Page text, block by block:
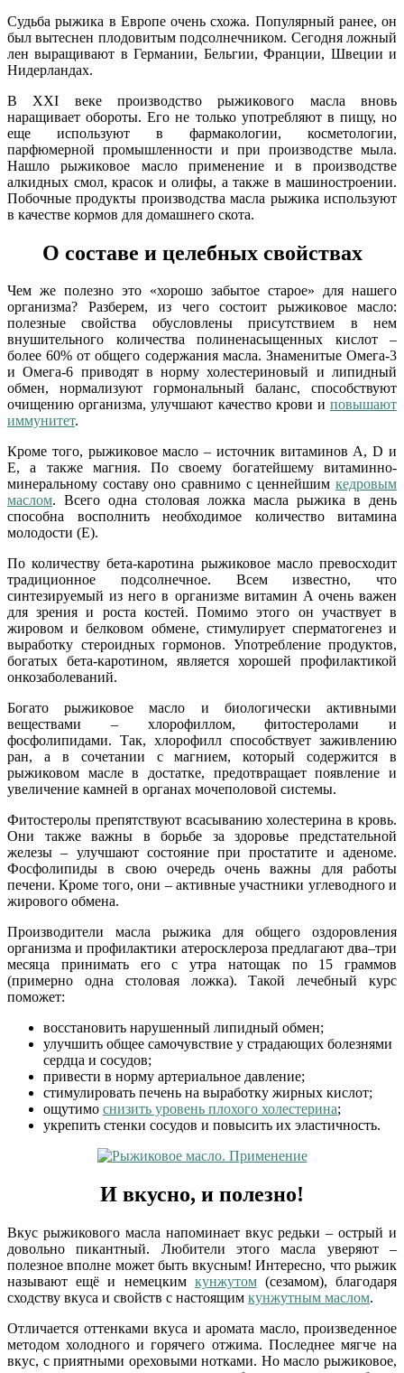
Судьба рыжика в Европе очень схожа. Популярный ранее, он
был вытеснен плодовитым подсолнечником. Сегодня ложный
лен выращивают в Германии, Бельгии, Франции, Швеции и
Нидерландах.
В XXI веке производство рыжикового масла вновь
наращивает обороты. Его не только употребляют в пищу, но
еще используют в фармакологии, косметологии,
парфюмерной промышленности и при производстве мыла.
Нашло рыжиковое масло применение и в производстве
алкидных смол, красок и олифы, а также в машиностроении.
Побочные продукты производства масла рыжика используют
в качестве кормов для домашнего скота.
О составе и целебных свойствах
Чем же полезно это «хорошо забытое старое» для нашего
организма? Разберем, из чего состоит рыжиковое масло:
полезные свойства обусловлены присутствием в нем
внушительного количества полиненасыщенных кислот –
более 60% от общего содержания масла. Знаменитые Омега-3
и Омега-6 приводят в норму холестериновый и липидный
обмен, нормализуют гормональный баланс, способствуют
очищению организма, улучшают качество крови и повышают
иммунитет.
Кроме того, рыжиковое масло – источник витаминов A, D и
E, а также магния. По своему богатейшему витаминно-
минеральному составу оно сравнимо с ценнейшим кедровым
маслом. Всего одна столовая ложка масла рыжика в день
способна восполнить необходимое количество витамина
молодости (E).
По количеству бета-каротина рыжиковое масло превосходит
традиционное подсолнечное. Всем известно, что
синтезируемый из него в организме витамин A очень важен
для зрения и роста костей. Помимо этого он участвует в
жировом и белковом обмене, стимулирует сперматогенез и
выработку стероидных гормонов. Употребление продуктов,
богатых бета-каротином, является хорошей профилактикой
онкозаболеваний.
Богато рыжиковое масло и биологически активными
веществами – хлорофиллом, фитостеролами и
фосфолипидами. Так, хлорофилл способствует заживлению
ран, а в сочетании с магнием, который содержится в
рыжиковом масле в достатке, предотвращает появление и
увеличение камней в органах мочеполовой системы.
Фитостеролы препятствуют всасыванию холестерина в кровь.
Они также важны в борьбе за здоровье предстательной
железы – улучшают состояние при простатите и аденоме.
Фосфолипиды в свою очередь очень важны для работы
печени. Кроме того, они – активные участники углеводного и
жирового обмена.
Производители масла рыжика для общего оздоровления
организма и профилактики атеросклероза предлагают два–три
месяца принимать его с утра натощак по 15 граммов
(примерно одна столовая ложка). Такой лечебный курс
поможет:
восстановить нарушенный липидный обмен;
улучшить общее самочувствие у страдающих болезнями
сердца и сосудов;
привести в норму артериальное давление;
стимулировать печень на выработку жирных кислот;
ощутимо снизить уровень плохого холестерина;
укрепить стенки сосудов и повысить их эластичность.
И вкусно, и полезно!
Вкус рыжикового масла напоминает вкус редьки – острый и
довольно пикантный. Любители этого масла уверяют –
полезное вполне может быть вкусным! Интересно, что рыжик
называют ещё и немецким кунжутом(сезамом), благодаря
сходству вкуса и свойств с настоящим кунжутным маслом.
Отличается оттенками вкуса и аромата масло, произведенное
методом холодного и горячего отжима. Последнее мягче на
вкус, с приятными ореховыми нотками. Но масло рыжиковое,